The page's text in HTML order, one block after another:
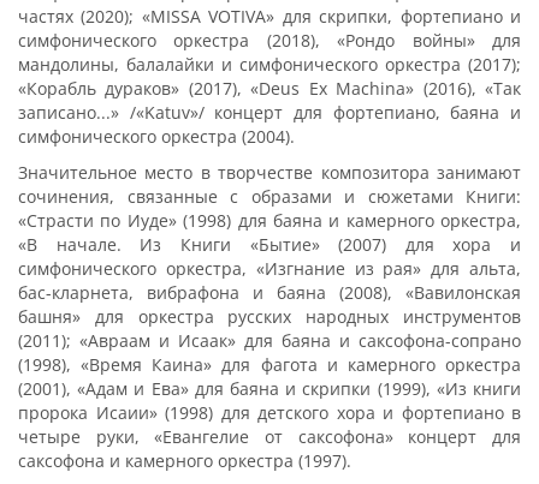
частях (2020); «MISSA VOTIVA» для скрипки, фортепиано и
симфонического оркестра (2018), «Рондо войны» для
мандолины, балалайки и симфонического оркестра (2017);
«Корабль дураков» (2017), «Deus Ex Machina» (2016), «Так
записано...» /«Katuv»/ концерт для фортепиано, баяна и
симфонического оркестра (2004).
Значительное место в творчестве композитора занимают
сочинения, связанные с образами и сюжетами Книги:
«Страсти по Иуде» (1998) для баяна и камерного оркестра,
«В начале. Из Книги «Бытие» (2007) для хора и
симфонического оркестра, «Изгнание из рая» для альта,
бас-кларнета, вибрафона и баяна (2008), «Вавилонская
башня» для оркестра русских народных инструментов
(2011); «Авраам и Исаак» для баяна и саксофона-сопрано
(1998), «Время Каина» для фагота и камерного оркестра
(2001), «Адам и Ева» для баяна и скрипки (1999), «Из книги
пророка Исаии» (1998) для детского хора и фортепиано в
четыре руки, «Евангелие от саксофона» концерт для
саксофона и камерного оркестра (1997).